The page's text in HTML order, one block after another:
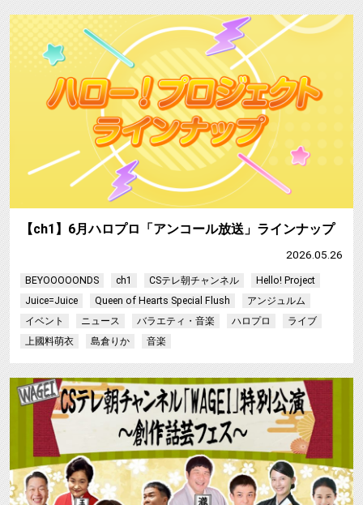
【ch1】6月ハロプロ「アンコール放送」ラインナップ
2026.05.26
BEYOOOOONDS ch1 CSテレ朝チャンネル
Hello! Project
Juice=Juice
Queen of Hearts Special Flush
アンジュルム
イベント
ニュース バラエティ・音楽 ハロプロ
ライブ
上國料萌衣
島倉りか 音楽